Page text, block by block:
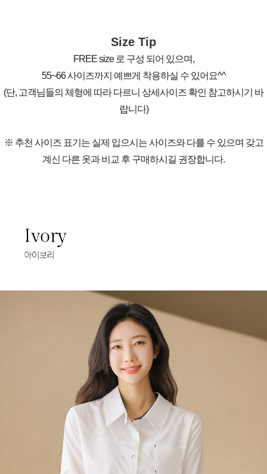
Size Tip
FREE size 로 구성 되어 있으며,
55~66 사이즈까지 예쁘게 착용하실 수 있어요^^
(단, 고객님들의 체형에 따라 다르니 상세사이즈 확인 참고하시기 바
랍니다)
※ 추천 사이즈 표기는 실제 입으시는 사이즈와 다를 수 있으며 갖고
계신 다른 옷과 비교 후 구매하시길 권장합니다.